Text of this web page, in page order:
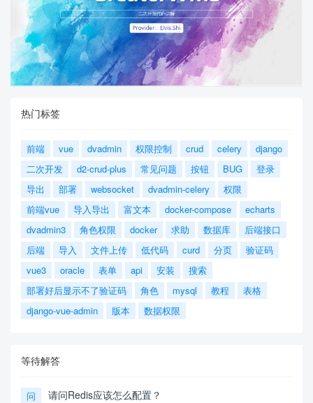
热门标签
前端 vue dvadmin 权限控制 crud celery
django
二次开发
d2-crud-plus 常见问题 按钮 BUG
登录
导出
部署 websocket dvadmin-celery
权限
前端vue
导入导出 富文本 docker-compose
echarts
dvadmin3
角色权限 docker 求助 数据库
后端接口
后端
导入 文件上传 低代码 curd 分页
验证码
vue3
oracle 表单 api 安装
搜索
部署好后显示不了验证码
角色 mysql 教程
表格
django-vue-admin
版本 数据权限
等待解答
问 请问Redis应该怎么配置？